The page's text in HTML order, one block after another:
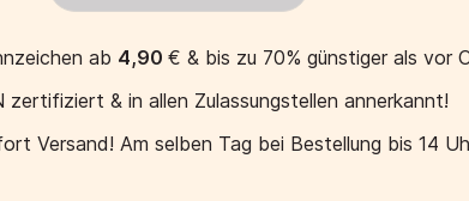
ab 4,90 € & bis zu 70% günstiger als vor
zertifiziert & in allen Zulassungstellen annerkannt!
Versand! Am selben Tag bei Bestellung bis 14